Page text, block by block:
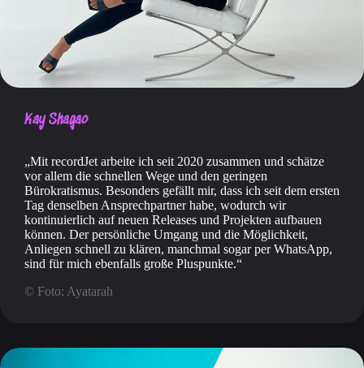
Kay Shagao
Mit recordJet arbeite ich seit 2020 zusammen und schätze
vor allem die schnellen Wege und den geringen
Bürokratismus. Besonders gefällt mir, dass ich seit dem ersten
Tag denselben Ansprechpartner habe, wodurch wir
kontinuierlich auf neuen Releases und Projekten aufbauen
können. Der persönliche Umgang und die Möglichkeit,
Anliegen schnell zu klären, manchmal sogar per WhatsApp,
sind für mich ebenfalls große Pluspunkte.
© Foto: Ayatarah